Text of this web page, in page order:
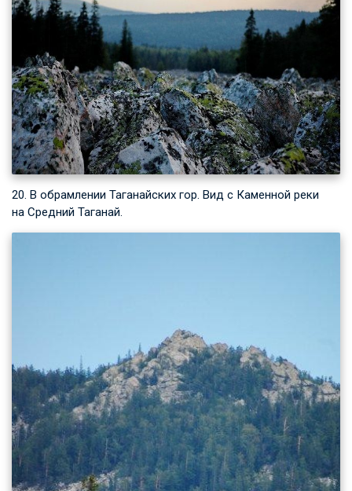
20. В обрамлении Таганайских гор. Вид с Каменной реки
на Средний Таганай.